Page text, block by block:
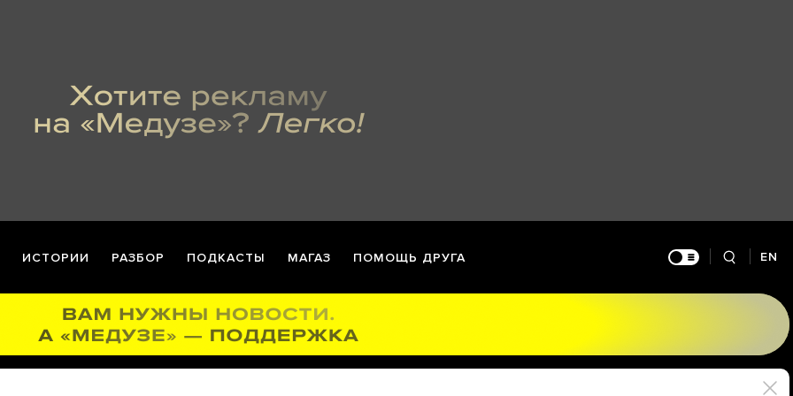
ИСТОРИИ РАЗБОР ПОДКАСТЫ МАГАЗ ПОМОЩЬ ДРУГА EN